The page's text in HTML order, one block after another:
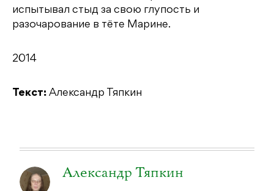
испытывал стыд за свою глупость и
разочарование в тёте Марине.
2014
Текст: Александр Тяпкин
Александр Тяпкин